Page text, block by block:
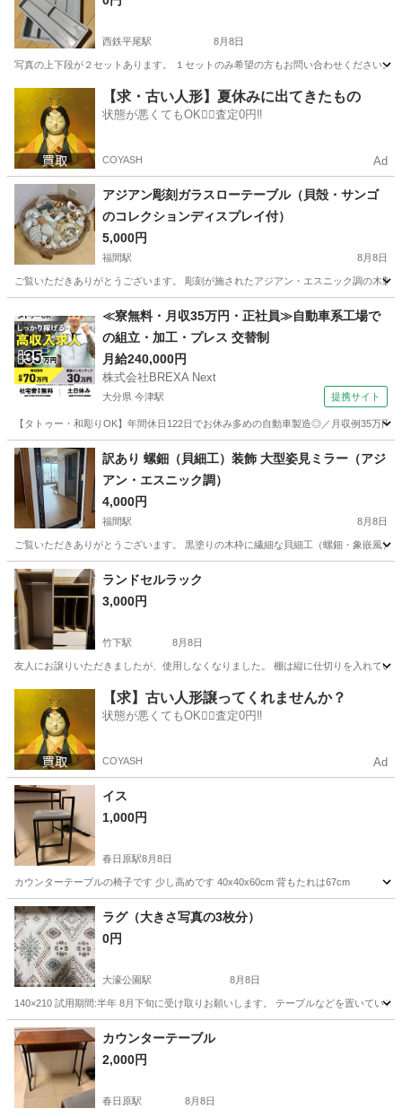
西鉄平尾駅 8月8日
写真の上下段が２セットあります。 １セットのみ希望の方もお問い合わせください。
西鉄平尾駅 収納家具
【求・古い人形】夏休みに出てきたもの
状態が悪くてもOK🙆‍♀️査定0円‼️
COYASH Ad
アジアン彫刻ガラスローテーブル（貝殻・サンゴ
のコレクションディスプレイ付）
5,000円
福間駅 8月8日
ご覧いただきありがとうございます。 彫刻が施されたアジアン・エスニック調の木
福間駅 テーブル
≪寮無料・月収35万円・正社員≫自動車系工場で
の組立・加工・プレス 交替制
月給240,000円
株式会社BREXA Next
大分県 今津駅 提携サイト
【タトゥー・和彫りOK】年間休日122日でお休み多めの自動車製造◎／月収例35万
大分 中津市 今津駅 その他
訳あり 螺鈿（貝細工）装飾 大型姿見ミラー（アジ
アン・エスニック調）
4,000円
福間駅 8月8日
ご覧いただきありがとうございます。 黒塗りの木枠に繊細な貝細工（螺鈿・象嵌風
福岡 福津市 福間駅 ミラー/鏡
ランドセルラック
3,000円
竹下駅 8月8日
友人にお譲りいただきましたが、使用しなくなりました。 棚は縦に仕切りを入れて
竹下駅 収納家具
【求】古い人形譲ってくれませんか？
状態が悪くてもOK🙆‍♀️査定0円‼️
COYASH Ad
イス
1,000円
春日原駅8月8日
カウンターテーブルの椅子です 少し高めです 40x40x60cm 背もたれは67cm
福岡 大野城市 春日原駅 オフィス用家具
ラグ（大きさ写真の3枚分）
0円
大濠公園駅 8月8日
140×210 試用期間:半年 8月下旬に受け取りお願いします。 テーブルなどを置いている
福岡 福岡市 大濠公園駅 カーペット/マット/ラグ
カウンターテーブル
2,000円
春日原駅 8月8日